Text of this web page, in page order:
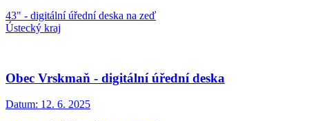
43" - digitální úřední deska na zeď
Ústecký kraj
Obec Vrskmaň - digitální úřední deska
Datum: 12. 6. 2025